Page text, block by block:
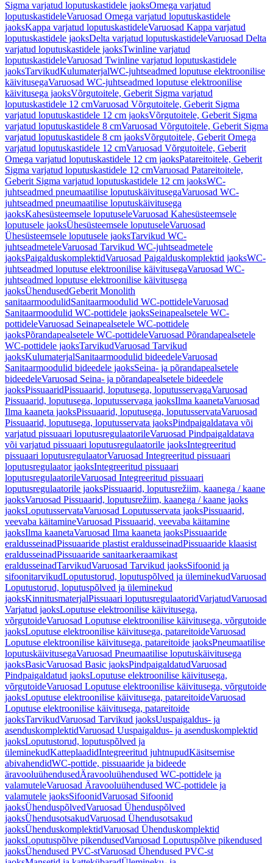
Sigma varjatud loputuskastidele jaoksOmega varjatud
loputuskastideleVaruosad Omega varjatud loputuskastidele
jaoksKappa varjatud loputuskastideleVaruosad Kappa varjatud
loputuskastidele jaoksDelta varjatud loputuskastideleVaruosad Delta
varjatud loputuskastidele jaoksTwinline varjatud
loputuskastideleVaruosad Twinline varjatud loputuskastidele
jaoksTarvikudKulumaterjalWC-juhtseadmed loputuse elektroonilise
käivitusegaVaruosad WC-juhtseadmed loputuse elektroonilise
käivitusega jaoksVõrgutoitele, Geberit Sigma varjatud
loputuskastidele 12 cmVaruosad Võrgutoitele, Geberit Sigma
varjatud loputuskastidele 12 cm jaoksVõrgutoitele, Geberit Sigma
varjatud loputuskastidele 8 cmVaruosad Võrgutoitele, Geberit Sigma
varjatud loputuskastidele 8 cm jaoksVõrgutoitele, Geberit Omega
varjatud loputuskastidele 12 cmVaruosad Võrgutoitele, Geberit
Omega varjatud loputuskastidele 12 cm jaoksPatareitoitele, Geberit
Sigma varjatud loputuskastidele 12 cmVaruosad Patareitoitele,
Geberit Sigma varjatud loputuskastidele 12 cm jaoksWC-
juhtseadmed pneumaatilise loputuskäivitusegaVaruosad WC-
juhtseadmed pneumaatilise loputuskäivitusega
jaoksKahesüsteemsele loputuseleVaruosad Kahesüsteemsele
loputusele jaoksÜhesüsteemsele loputuseleVaruosad
Ühesüsteemsele loputusele jaoksTarvikud WC-
juhtseadmeteleVaruosad Tarvikud WC-juhtseadmetele
jaoksPaigalduskomplektidVaruosad Paigalduskomplektid jaoksWC-
juhtseadmed loputuse elektroonilise käivitusegaVaruosad WC-
juhtseadmed loputuse elektroonilise käivitusega
jaoksÜhendusedGeberit Monolith
sanitaarmoodulidSanitaarmoodulid WC-pottideleVaruosad
Sanitaarmoodulid WC-pottidele jaoksSeinapealsetele WC-
pottideleVaruosad Seinapealsetele WC-pottidele
jaoksPõrandapealsetele WC-pottideleVaruosad Põrandapealsetele
WC-pottidele jaoksTarvikudVaruosad Tarvikud
jaoksKulumaterjalSanitaarmoodulid bideedeleVaruosad
Sanitaarmoodulid bideedele jaoksSeina- ja põrandapealsetele
bideedeleVaruosad Seina- ja põrandapealsetele bideedele
jaoksPissuaaridPissuaarid, loputusega, loputusservagaVaruosad
Pissuaarid, loputusega, loputusservaga jaoksIlma kaanetaVaruosad
Ilma kaaneta jaoksPissuaarid, loputusega, loputusservataVaruosad
Pissuaarid, loputusega, loputusservata jaoksPindpaigaldatava või
varjatud pissuaari loputusregulaatorileVaruosad Pindpaigaldatava
või varjatud pissuaari loputusregulaatorile jaoksIntegreeritud
pissuaari loputusregulaatorVaruosad Integreeritud pissuaari
loputusregulaator jaoksIntegreeritud pissuaari
loputusregulaatorileVaruosad Integreeritud pissuaari
loputusregulaatorile jaoksPissuaarid, loputusrežiim, kaanega / kaane
jaoksVaruosad Pissuaarid, loputusrežiim, kaanega / kaane jaoks
jaoksLoputusservataVaruosad Loputusservata jaoksPissuaarid,
veevaba käitamineVaruosad Pissuaarid, veevaba käitamine
jaoksIlma kaanetaVaruosad Ilma kaaneta jaoksPissuaaride
eraldusseinadPissuaaride plastist eraldusseinadPissuaaride klaasist
eraldusseinadPissuaaride sanitaarkeraamikast
eraldusseinadTarvikudVaruosad Tarvikud jaoksSifoonid ja
sifoonitarvikudLoputustorud, loputuspõlved ja üleminekudVaruosad
Loputustorud, loputuspõlved ja üleminekud
jaoksKinnitusmaterjalPissuaari loputusregulaatoridVarjatudVaruosad
Varjatud jaoksLoputuse elektroonilise käivitusega,
võrgutoideVaruosad Loputuse elektroonilise käivitusega, võrgutoide
jaoksLoputuse elektroonilise käivitusega, patareitoideVaruosad
Loputuse elektroonilise käivitusega, patareitoide jaoksPneumaatilise
loputuskäivitusegaVaruosad Pneumaatilise loputuskäivitusega
jaoksBasicVaruosad Basic jaoksPindpaigaldatudVaruosad
Pindpaigaldatud jaoksLoputuse elektroonilise käivitusega,
võrgutoideVaruosad Loputuse elektroonilise käivitusega, võrgutoide
jaoksLoputuse elektroonilise käivitusega, patareitoideVaruosad
Loputuse elektroonilise käivitusega, patareitoide
jaoksTarvikudVaruosad Tarvikud jaoksUuspaigaldus- ja
asenduskomplektidVaruosad Uuspaigaldus- ja asenduskomplektid
jaoksLoputustorud, loputuspõlved ja
üleminekudKatteplaadidIntegreeritud juhtnupudKäsitsemise
abivahendidWC-pottide, pissuaaride ja bideede
äravooluühendusedÄravooluühendused WC-pottidele ja
valamuteleVaruosad Äravooluühendused WC-pottidele ja
valamutele jaoksSifoonidVaruosad Sifoonid
jaoksÜhenduspõlvedVaruosad Ühenduspõlved
jaoksÜhendusotsakudVaruosad Ühendusotsakud
jaoksÜhenduskomplektidVaruosad Ühenduskomplektid
jaoksLoputuspõlve pikendusedVaruosad Loputuspõlve pikendused
jaoksÜhendused PVC-stVaruosad Ühendused PVC-st